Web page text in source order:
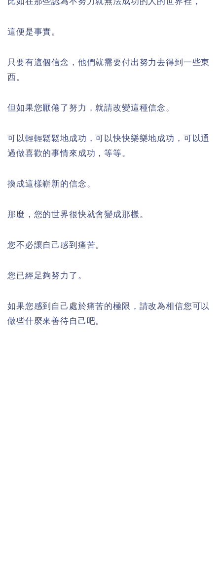
這便是事實。
只要有這個信念，他們就需要付出努力去得到一些東
西。
但如果您厭倦了努力，就請改變這種信念。
可以輕輕鬆鬆地成功，可以快快樂樂地成功，可以通
過做喜歡的事情來成功，等等。
換成這樣嶄新的信念。
那麼，您的世界很快就會變成那樣。
您不必讓自己感到痛苦。
您已經足夠努力了。
如果您感到自己處於痛苦的極限，請改為相信您可以
做些什麼來善待自己吧。